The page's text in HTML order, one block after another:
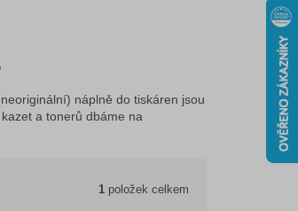
náplně do tiskáren jsou
a tonerů dbáme na
1 položek celkem